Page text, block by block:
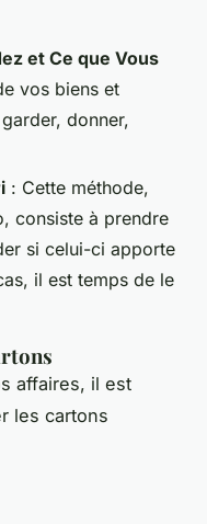
et Ce que Vous
vos biens et
donner,
: Cette méthode,
consiste à prendre
si celui-ci apporte
il est temps de le
affaires, il est
les cartons